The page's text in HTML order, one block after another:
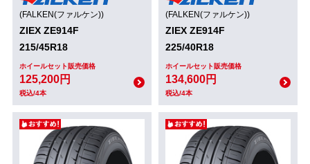
(FALKEN(ファルケン))
ZIEX ZE914F
215/45R18
ホイールセット販売価格
125,200円
税込/4本
(FALKEN(ファルケン))
ZIEX ZE914F
225/40R18
ホイールセット販売価格
134,600円
税込/4本